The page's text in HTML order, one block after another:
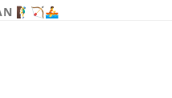
🧗‍♂️🏹🚣